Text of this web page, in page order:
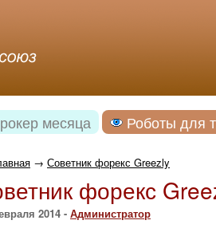
месяца Роботы для
→ Советник форекс Greezly
форекс
2014 - Администратор